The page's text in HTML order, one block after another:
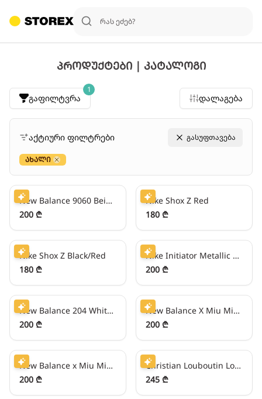
პროდუქტები | კატალოგი
გაფილტვრა
1
დალაგება
აქტიური ფილტრები გასუფთავება
ახალი
Close
50₾/თვეში
New Balance 9060 Beige/Sky Blue
200 ₾
45₾/თვეში
Nike Shox Z Red
180 ₾
45₾/თვეში
Nike Shox Z Black/Red
180 ₾
50₾/თვეში
Nike Initiator Metallic Silver
200 ₾
50₾/თვეში
New Balance 204 White/Sky Blue
200 ₾
50₾/თვეში
New Balance X Miu Miu 530 White
200 ₾
50₾/თვეში
New Balance x Miu Miu 530 Metallic Silver
200 ₾
61₾/თვეში
Christian Louboutin Louis Junior White
245 ₾
48₾/თვეში 55₾/თვეში